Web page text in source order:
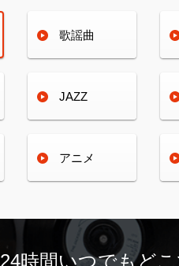
歌謡曲
JAZZ
アニメ
24時間いつでもど